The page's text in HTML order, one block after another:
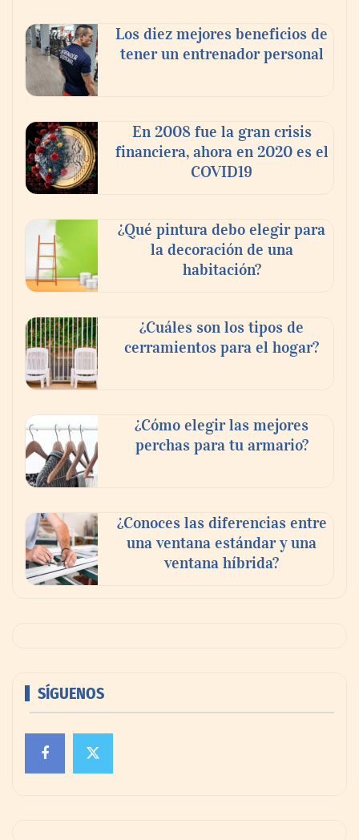
‘El ransomware se puede vencer. No
Ricardo Palacio Escobar
Los diez mejores beneficios de
tener un entrenador personal
En 2008 fue la gran crisis
financiera, ahora en 2020 es el
COVID19
¿Qué pintura debo elegir para
la decoración de una
habitación?
¿Cuáles son los tipos de
cerramientos para el hogar?
¿Cómo elegir las mejores
perchas para tu armario?
¿Conoces las diferencias entre
una ventana estándar y una
ventana híbrida?
SÍGUENOS